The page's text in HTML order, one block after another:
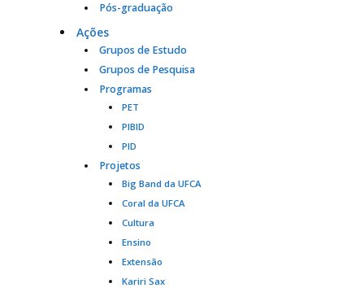
Pós-graduação
Ações
Grupos de Estudo
Grupos de Pesquisa
Programas
PET
PIBID
PID
Projetos
Big Band da UFCA
Coral da UFCA
Cultura
Ensino
Extensão
Kariri Sax